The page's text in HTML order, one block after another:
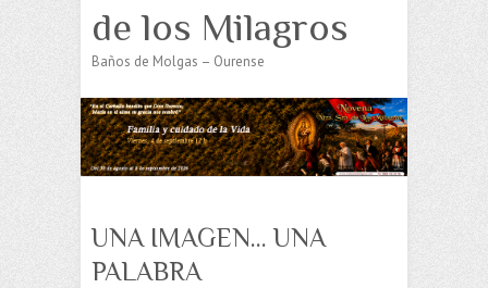
de los Milagros
Baños de Molgas – Ourense
UNA IMAGEN… UNA
PALABRA